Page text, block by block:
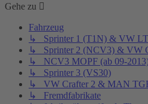
Gehe zu
Fahrzeug
↳ Sprinter 1 (T1N) & VW
↳ Sprinter 2 (NCV3) & VW
↳ NCV3 MOPF (ab 09-2013)
↳ Sprinter 3 (VS30)
↳ VW Crafter 2 & MAN
↳ Fremdfabrikate